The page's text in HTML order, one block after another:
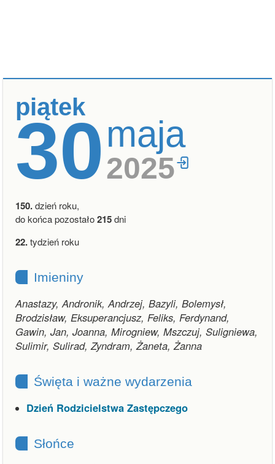
piątek
30maja
2025
150.dzień roku,
do końca pozostało215dni
22.tydzień roku
Imieniny
Anastazy, Andronik, Andrzej, Bazyli, Bolemysł,
Brodzisław, Eksuperancjusz, Feliks, Ferdynand,
Gawin, Jan, Joanna, Mirogniew, Mszczuj, Suligniewa,
Sulimir, Sulirad, Zyndram, Żaneta, Żanna
Święta i ważne wydarzenia
Dzień Rodzicielstwa Zastępczego
Słońce